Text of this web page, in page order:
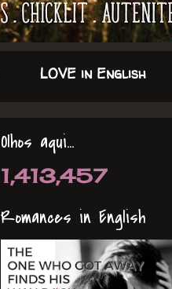
LOVE in English
Olhos aqui...
1,413,457
Romances in English